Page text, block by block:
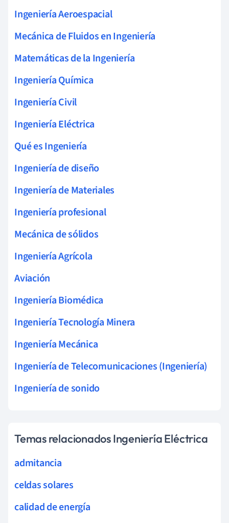
Ingeniería Aeroespacial
Mecánica de Fluidos en Ingeniería
Matemáticas de la Ingeniería
Ingeniería Química
Ingeniería Civil
Ingeniería Eléctrica
Qué es Ingeniería
Ingeniería de diseño
Ingeniería de Materiales
Ingeniería profesional
Mecánica de sólidos
Ingeniería Agrícola
Aviación
Ingeniería Biomédica
Ingeniería Tecnología Minera
Ingeniería Mecánica
Ingeniería de Telecomunicaciones (Ingeniería)
Ingeniería de sonido
Temas relacionados Ingeniería Eléctrica
admitancia
celdas solares
calidad de energía